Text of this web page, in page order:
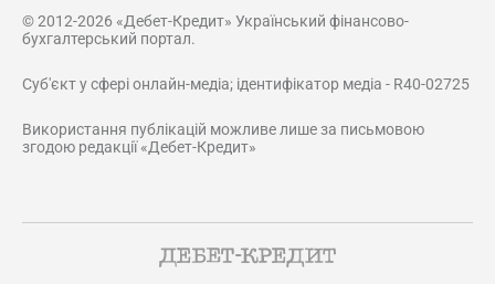
© 2012-2026 «Дебет-Кредит» Український фінансово-
бухгалтерський портал.
Суб'єкт у сфері онлайн-медіа; ідентифікатор медіа - R40-02725
Використання публікацій можливе лише за письмовою
згодою редакції «Дебет-Кредит»